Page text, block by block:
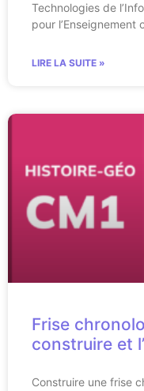
Technologies de
pour
LIRE LA SUITE »
Frise
construire et
Construire une frise